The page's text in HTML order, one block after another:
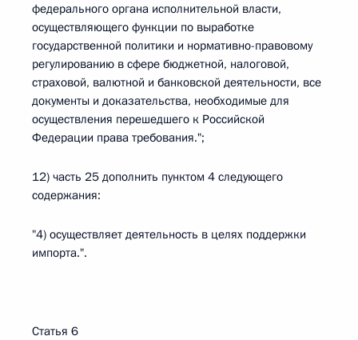
федерального органа исполнительной власти,
осуществляющего функции по выработке
государственной политики и нормативно-правовому
регулированию в сфере бюджетной, налоговой,
страховой, валютной и банковской деятельности, все
документы и доказательства, необходимые для
осуществления перешедшего к Российской
Федерации права требования.";
12) часть 25 дополнить пунктом 4 следующего
содержания:
"4) осуществляет деятельность в целях поддержки
импорта.".
Статья 6